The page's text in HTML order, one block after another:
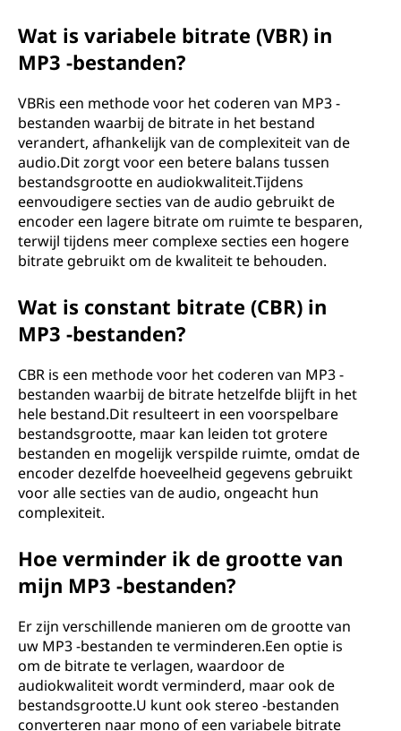
Wat is variabele bitrate (VBR) in
MP3 -bestanden?
VBRis een methode voor het coderen van MP3 -
bestanden waarbij de bitrate in het bestand
verandert, afhankelijk van de complexiteit van de
audio.Dit zorgt voor een betere balans tussen
bestandsgrootte en audiokwaliteit.Tijdens
eenvoudigere secties van de audio gebruikt de
encoder een lagere bitrate om ruimte te besparen,
terwijl tijdens meer complexe secties een hogere
bitrate gebruikt om de kwaliteit te behouden.
Wat is constant bitrate (CBR) in
MP3 -bestanden?
CBR is een methode voor het coderen van MP3 -
bestanden waarbij de bitrate hetzelfde blijft in het
hele bestand.Dit resulteert in een voorspelbare
bestandsgrootte, maar kan leiden tot grotere
bestanden en mogelijk verspilde ruimte, omdat de
encoder dezelfde hoeveelheid gegevens gebruikt
voor alle secties van de audio, ongeacht hun
complexiteit.
Hoe verminder ik de grootte van
mijn MP3 -bestanden?
Er zijn verschillende manieren om de grootte van
uw MP3 -bestanden te verminderen.Een optie is
om de bitrate te verlagen, waardoor de
audiokwaliteit wordt verminderd, maar ook de
bestandsgrootte.U kunt ook stereo -bestanden
converteren naar mono of een variabele bitrate